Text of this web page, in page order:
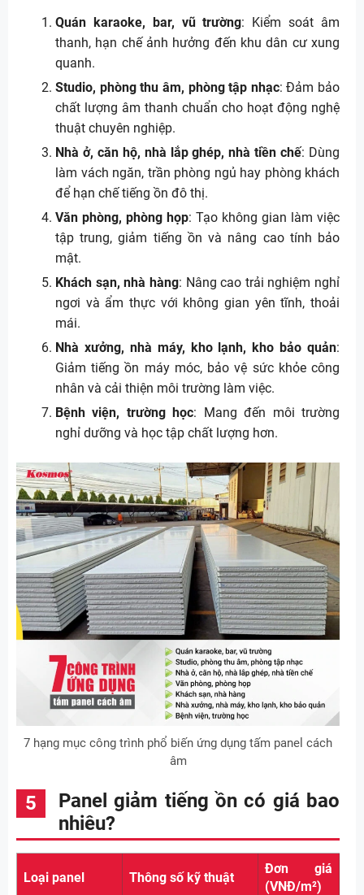
Quán karaoke, bar, vũ trường: Kiểm soát âm
thanh, hạn chế ảnh hưởng đến khu dân cư xung
quanh.
Studio, phòng thu âm, phòng tập nhạc: Đảm bảo
chất lượng âm thanh chuẩn cho hoạt động nghệ
thuật chuyên nghiệp.
Nhà ở, căn hộ, nhà lắp ghép, nhà tiền chế: Dùng
làm vách ngăn, trần phòng ngủ hay phòng khách
để hạn chế tiếng ồn đô thị.
Văn phòng, phòng họp: Tạo không gian làm việc
tập trung, giảm tiếng ồn và nâng cao tính bảo
mật.
Khách sạn, nhà hàng: Nâng cao trải nghiệm nghỉ
ngơi và ẩm thực với không gian yên tĩnh, thoải
mái.
Nhà xưởng, nhà máy, kho lạnh, kho bảo quản:
Giảm tiếng ồn máy móc, bảo vệ sức khỏe công
nhân và cải thiện môi trường làm việc.
Bệnh viện, trường học: Mang đến môi trường
nghỉ dưỡng và học tập chất lượng hơn.
7 hạng mục công trình phổ biến ứng dụng tấm panel cách
âm
Panel giảm tiếng ồn có giá bao
nhiêu?
Loại panel Thông số kỹ thuật
Đơn giá
(VNĐ/m²)